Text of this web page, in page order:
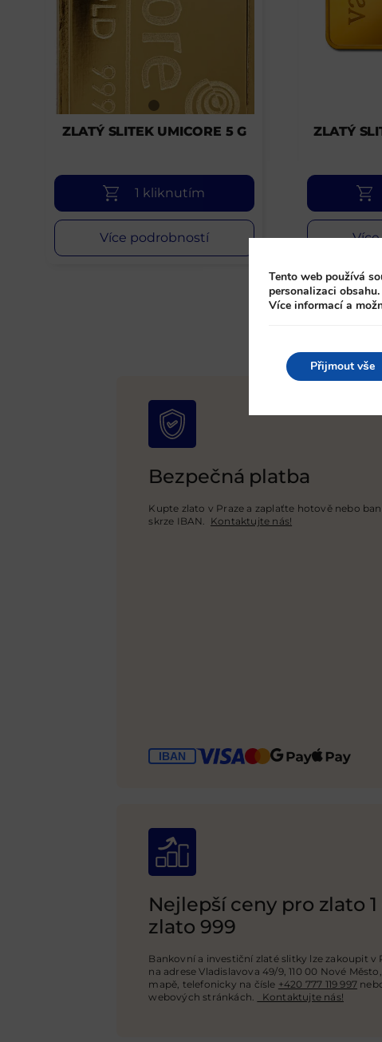
ZLATÝ SLITEK UMICORE 5 G
1 kliknutím
Více podrobností
ZLATÝ
Bezpečná platba
Kupte zlato v Praze a zaplaťte hotově nebo
skrze IBAN. Kontaktujte nás!
Nejlepší ceny pro zlato
zlato 999
Bankovní a investiční zlaté slitky lze zakoupit v
na adrese Vladislavova 49/9, 110 00 Nové
mapě, telefonicky na čísle +420 777 119 997
webových stránkách. Kontaktujte nás!
Tento web používá
personalizaci
Více informací a
Přijmout vše